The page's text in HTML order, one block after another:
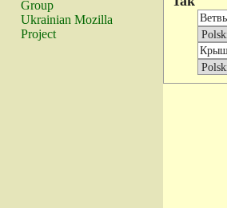
Group
Ukrainian Mozilla
Project